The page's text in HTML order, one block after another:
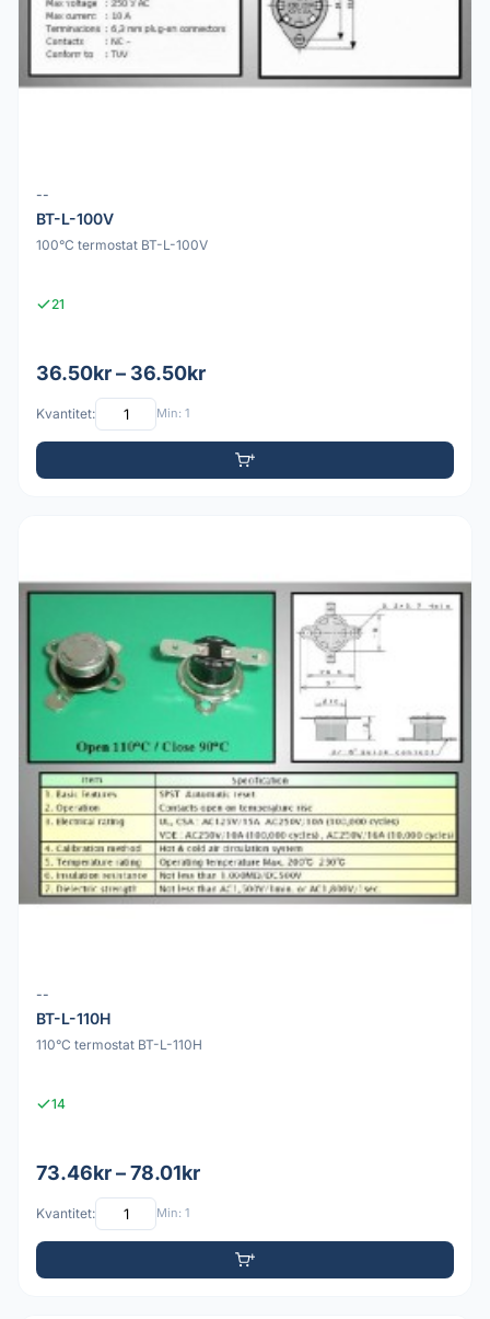
--
BT-L-100V
100°C termostat BT-L-100V
21
36.50kr – 36.50kr
Kvantitet: Min: 1
--
BT-L-110H
110°C termostat BT-L-110H
14
73.46kr – 78.01kr
Kvantitet: Min: 1